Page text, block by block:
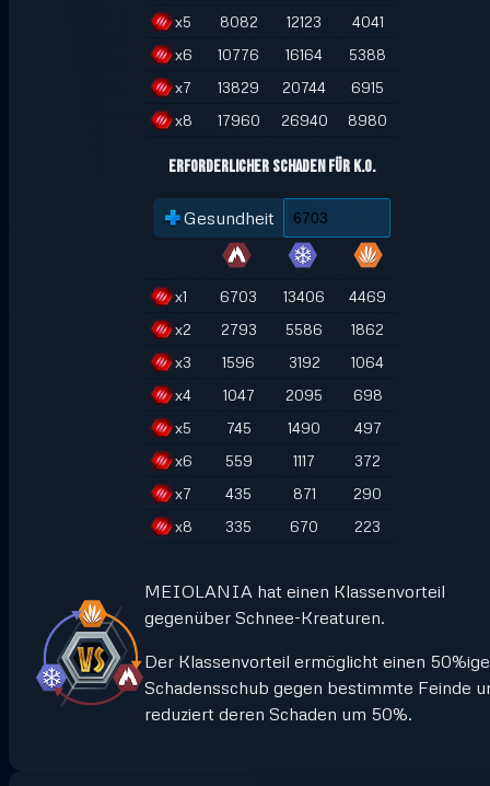
x5 8082 12123
4041
x6 10776 16164
5388
x7 13829 20744
6915
x8 17960 26940 8980
Erforderlicher Schaden für K.O.
Gesundheit
x1 6703 13406
4469
x2 2793 5586
1862
x3 1596 3192
1064
x4 1047 2095
698
x5 745 1490
497
x6 559 1117
372
x7 435 871
290
x8 335 670 223
MEIOLANIA hat einen Klassenvorteil
gegenüber Schnee-Kreaturen.
Der Klassenvorteil ermöglicht einen
Schadensschub gegen bestimmte Feinde
reduziert deren Schaden um 50%.